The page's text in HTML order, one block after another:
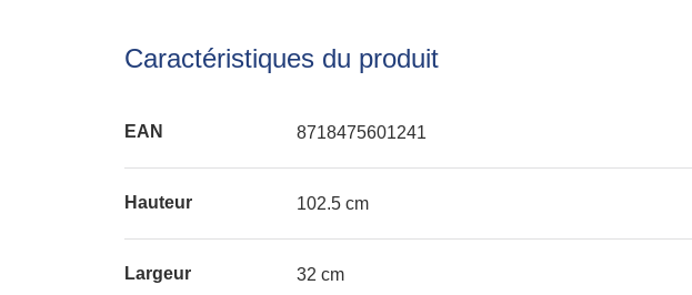
Caractéristiques du produit
EAN 8718475601241
Hauteur 102.5 cm
Largeur 32 cm